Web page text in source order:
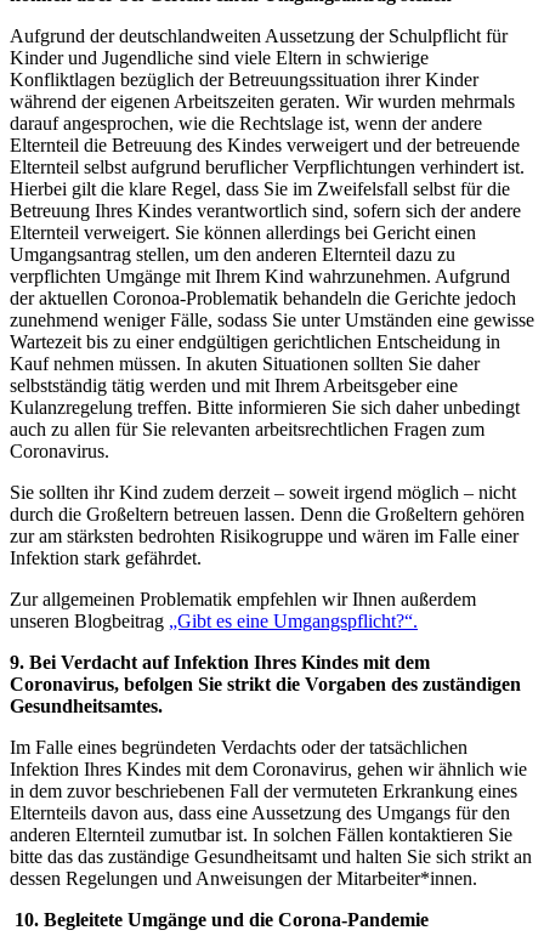
Aufgrund der deutschlandweiten Aussetzung der Schulpflicht für
Kinder und Jugendliche sind viele Eltern in schwierige
Konfliktlagen bezüglich der Betreuungssituation ihrer Kinder
während der eigenen Arbeitszeiten geraten. Wir wurden mehrmals
darauf angesprochen, wie die Rechtslage ist, wenn der andere
Elternteil die Betreuung des Kindes verweigert und der betreuende
Elternteil selbst aufgrund beruflicher Verpflichtungen verhindert ist.
Hierbei gilt die klare Regel, dass Sie im Zweifelsfall selbst für die
Betreuung Ihres Kindes verantwortlich sind, sofern sich der andere
Elternteil verweigert. Sie können allerdings bei Gericht einen
Umgangsantrag stellen, um den anderen Elternteil dazu zu
verpflichten Umgänge mit Ihrem Kind wahrzunehmen. Aufgrund
der aktuellen Coronoa-Problematik behandeln die Gerichte jedoch
zunehmend weniger Fälle, sodass Sie unter Umständen eine gewisse
Wartezeit bis zu einer endgültigen gerichtlichen Entscheidung in
Kauf nehmen müssen. In akuten Situationen sollten Sie daher
selbstständig tätig werden und mit Ihrem Arbeitsgeber eine
Kulanzregelung treffen. Bitte informieren Sie sich daher unbedingt
auch zu allen für Sie relevanten arbeitsrechtlichen Fragen zum
Coronavirus.
Sie sollten ihr Kind zudem derzeit – soweit irgend möglich – nicht
durch die Großeltern betreuen lassen. Denn die Großeltern gehören
zur am stärksten bedrohten Risikogruppe und wären im Falle einer
Infektion stark gefährdet.
Zur allgemeinen Problematik empfehlen wir Ihnen außerdem
unseren Blogbeitrag „Gibt es eine Umgangspflicht?“.
9. Bei Verdacht auf Infektion Ihres Kindes mit dem
Coronavirus, befolgen Sie strikt die Vorgaben des zuständigen
Gesundheitsamtes.
Im Falle eines begründeten Verdachts oder der tatsächlichen
Infektion Ihres Kindes mit dem Coronavirus, gehen wir ähnlich wie
in dem zuvor beschriebenen Fall der vermuteten Erkrankung eines
Elternteils davon aus, dass eine Aussetzung des Umgangs für den
anderen Elternteil zumutbar ist. In solchen Fällen kontaktieren Sie
bitte das das zuständige Gesundheitsamt und halten Sie sich strikt an
dessen Regelungen und Anweisungen der Mitarbeiter*innen.
10. Begleitete Umgänge und die Corona-Pandemie